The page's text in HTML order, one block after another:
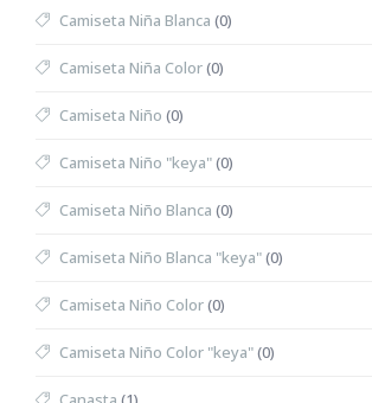
Camiseta Niña Blanca (0)
Camiseta Niña Color(0)
Camiseta Niño (0)
Camiseta Niño "keya"(0)
Camiseta Niño Blanca (0)
Camiseta Niño Blanca "keya"(0)
Camiseta Niño Color(0)
Camiseta Niño Color "keya"(0)